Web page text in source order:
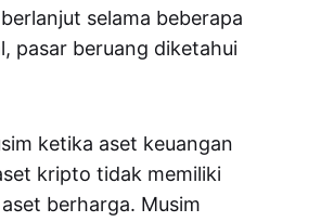
selama beberapa
pasar beruang diketahui
ketika aset keuangan
kripto tidak memiliki
berharga. Musim